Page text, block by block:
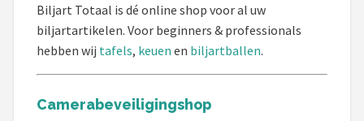
Voltano
Shimano
Biljart Totaal is dé online shop voor al uw
biljartartikelen. Voor beginners & professionals
hebben wij tafels, keuen en biljartballen.
Camerabeveiligingshop